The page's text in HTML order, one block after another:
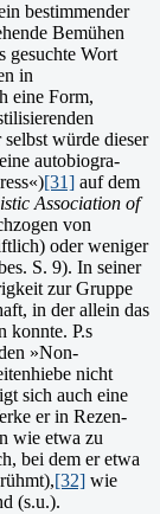
bestimmender
Bemühen
ge­suchte Wort
in
eine Form,
würde dieser
autobiogra­
[31] auf dem
Association of
von
oder weniger
S. 9). In seiner
zur Gruppe
in der allein das
konnte. P.s
»Non­
nicht
sich auch eine
er in Rezen­
wie etwa zu
bei dem er etwa
[32] wie
(s.u.).